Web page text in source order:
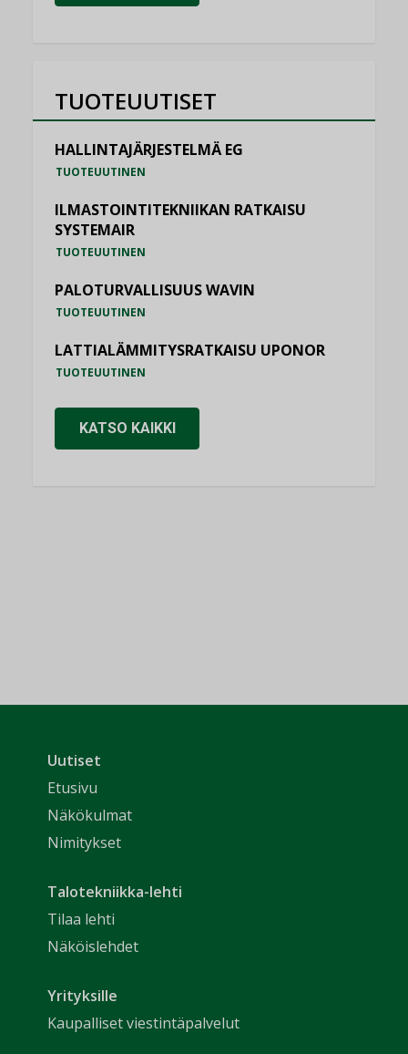
TUOTEUUTISET
HALLINTAJÄRJESTELMÄ EG
TUOTEUUTINEN
ILMASTOINTITEKNIIKAN RATKAISU
SYSTEMAIR
TUOTEUUTINEN
PALOTURVALLISUUS WAVIN
TUOTEUUTINEN
LATTIALÄMMITYSRATKAISU UPONOR
TUOTEUUTINEN
KATSO KAIKKI
Uutiset
Etusivu
Näkökulmat
Nimitykset
Talotekniikka-lehti
Tilaa lehti
Näköislehdet
Yrityksille
Kaupalliset viestintäpalvelut